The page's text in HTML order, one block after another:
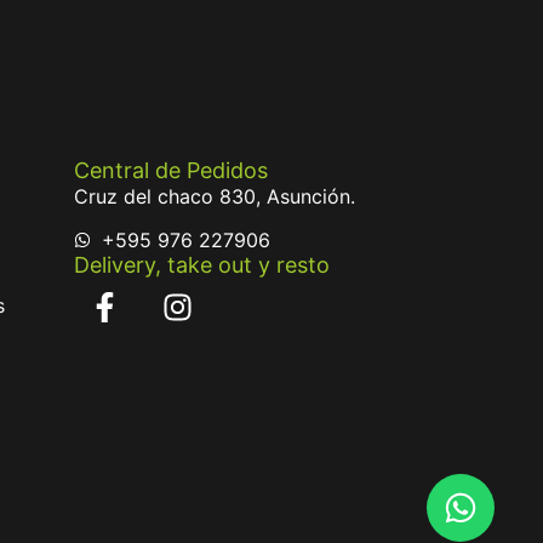
Central de Pedidos
Cruz del chaco 830, Asunción.
+595 976 227906
Delivery, take out y resto